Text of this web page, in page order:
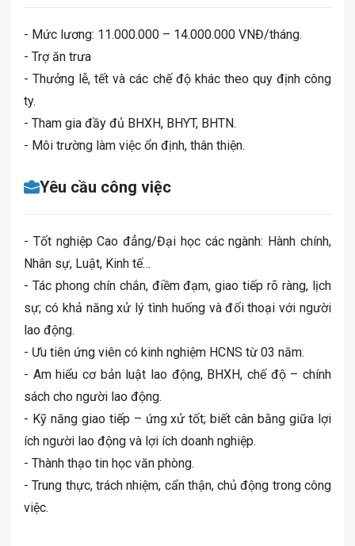
- Mức lương: 11.000.000 – 14.000.000 VNĐ/tháng.
- Trợ ăn trưa
- Thưởng lễ, tết và các chế độ khác theo quy định công
ty.
- Tham gia đầy đủ BHXH, BHYT, BHTN.
- Môi trường làm việc ổn định, thân thiện.
Yêu cầu công việc
- Tốt nghiệp Cao đẳng/Đại học các ngành: Hành chính,
Nhân sự, Luật, Kinh tế…
- Tác phong chín chắn, điềm đạm, giao tiếp rõ ràng, lịch
sự; có khả năng xử lý tình huống và đối thoại với người
lao động.
- Ưu tiên ứng viên có kinh nghiệm HCNS từ 03 năm.
- Am hiểu cơ bản luật lao động, BHXH, chế độ – chính
sách cho người lao động.
- Kỹ năng giao tiếp – ứng xử tốt; biết cân bằng giữa lợi
ích người lao động và lợi ích doanh nghiệp.
- Thành thạo tin học văn phòng.
- Trung thực, trách nhiệm, cẩn thận, chủ động trong công
việc.